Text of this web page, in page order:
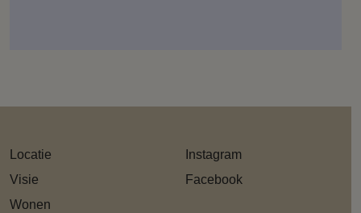
Locatie
Visie
Wonen
Instagram
Facebook